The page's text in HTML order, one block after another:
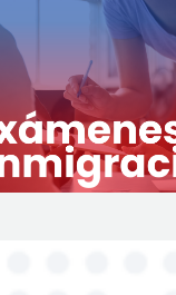
revisión médica
, análisis de sangre,
radiografías de tórax y
para detectar
contagiosas